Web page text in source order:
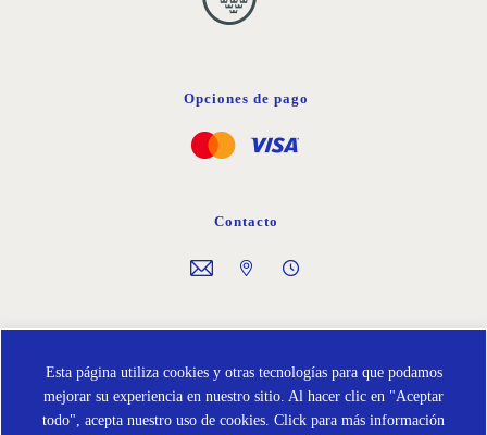
Esta página utiliza cookies y otras tecnologías para que podamos
mejorar su experiencia en nuestro sitio. Al hacer clic en "Aceptar
todo", acepta nuestro uso de cookies. Click para más información
Opciones de pago
Contacto